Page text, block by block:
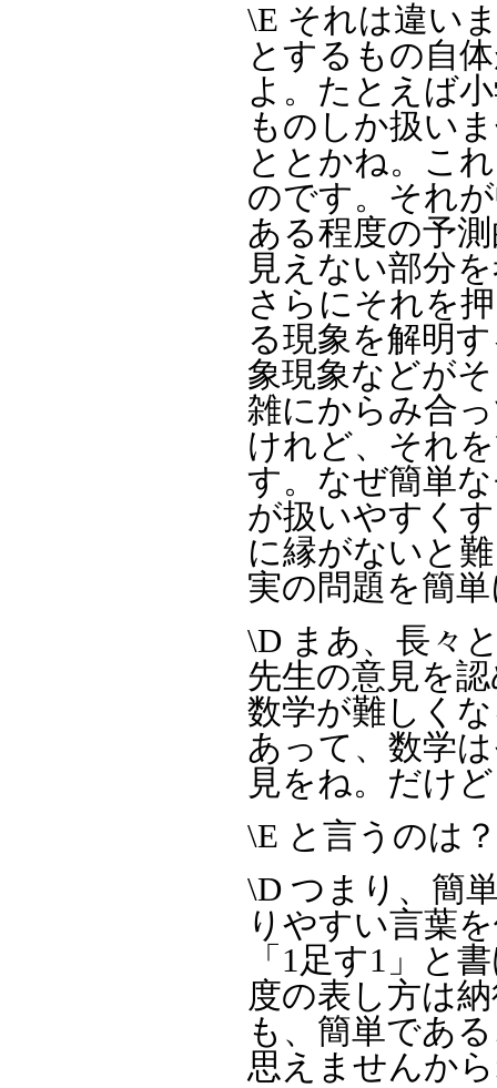
\E それは違い
とするもの自
よ。たとえば
ものしか扱い
ととかね。こ
のです。それ
ある程度の予
見えない部分
さらにそれを
る現象を解明
象現象などが
雑にからみ合
けれど、それ
す。なぜ簡単
が扱いやすく
に縁がないと
実の問題を簡
\D まあ、長々
先生の意見を
数学が難しく
あって、数学
見をね。だけ
\E と言うのは
\D つまり、簡
りやすい言葉
「1足す1」と
度の表し方は
も、簡単であ
思えませんか